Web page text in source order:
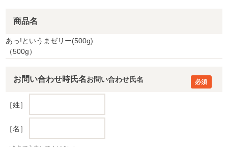
商品名
あっ!というまゼリー(500g)
（500g）
お問い合わせ時氏名
［姓］
［名］